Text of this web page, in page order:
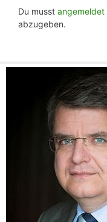
Du musst angemeldet
abzugeben.